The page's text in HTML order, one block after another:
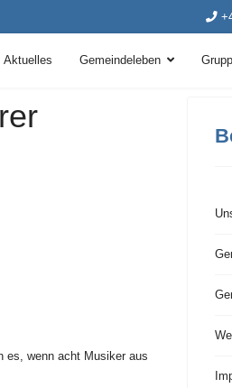
Aktuelles Gemeindeleben
es, wenn acht Musiker aus